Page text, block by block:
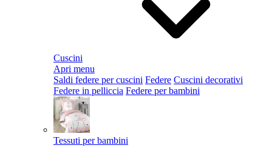
Cuscini
Apri menu
Saldi federe per cuscini Federe Cuscini decorativi
Federe in pelliccia Federe per bambini
Tessuti per bambini